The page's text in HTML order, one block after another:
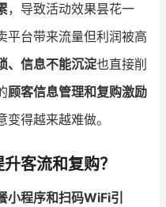
，导致活动效果昙花一
平台带来流量但利润被高
、信息不能沉淀也直接削
顾客信息管理和复购激励
得越来越难做。
客流和复购？
小程序和扫码WiFi引